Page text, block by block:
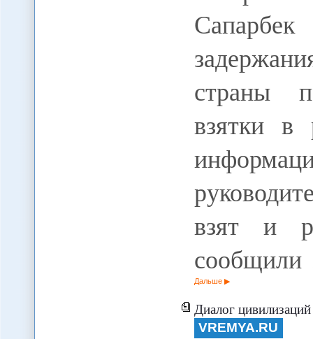
страны
взятки
взят и
Дальше
Диалог цивилизаций
VREMYA.RU